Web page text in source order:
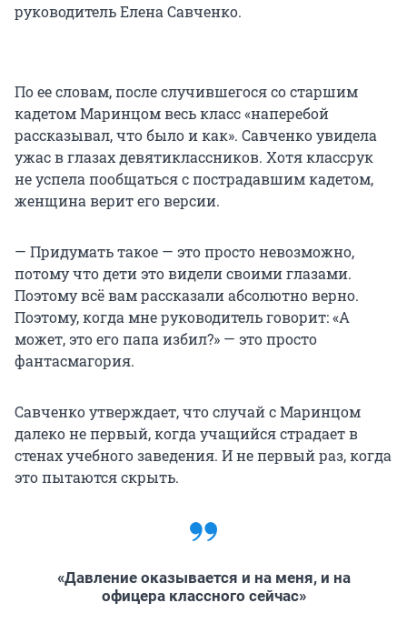
руководитель Елена Савченко.
По ее словам, после случившегося со старшим
кадетом Маринцом весь класс «наперебой
рассказывал, что было и как». Савченко увидела
ужас в глазах девятиклассников. Хотя классрук
не успела пообщаться с пострадавшим кадетом,
женщина верит его версии.
— Придумать такое — это просто невозможно,
потому что дети это видели своими глазами.
Поэтому всё вам рассказали абсолютно верно.
Поэтому, когда мне руководитель говорит: «А
может, это его папа избил?» — это просто
фантасмагория.
Савченко утверждает, что случай с Маринцом
далеко не первый, когда учащийся страдает в
стенах учебного заведения. И не первый раз, когда
это пытаются скрыть.
«Давление оказывается и на меня, и на
офицера классного сейчас»